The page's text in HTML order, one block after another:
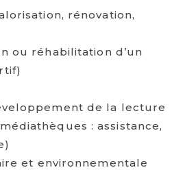
rénovation,
ou réhabilitation d’un
de la lecture
: assistance,
et environnementale